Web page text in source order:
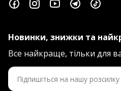
Новинки, знижки та
Все найкраще, тільки для